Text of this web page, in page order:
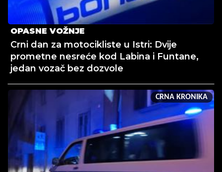
OPASNE VOŽNJE
Crni dan za motocikliste u Istri: Dvije
prometne nesreće kod Labina i Funtane,
jedan vozač bez dozvole
CRNA KRONIKA